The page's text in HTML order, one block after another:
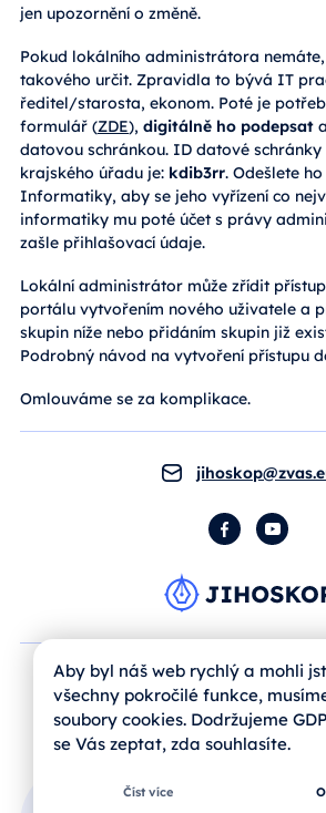
jen upozornění o změně.
Pokud lokálního administrátora
takového určit. Zpravidla to bývá IT
ředitel/starosta, ekonom. Poté je
formulář (ZDE), digitálně ho podepsat
datovou schránkou. ID datové schránky
krajského úřadu je: kdib3rr. Odešlete
Informatiky, aby se jeho vyřízení co
informatiky mu poté účet s právy
zašle přihlašovací údaje.
Lokální administrátor může zřídit
portálu vytvořením nového uživatele a
skupin níže nebo přidáním skupin již
Podrobný návod na vytvoření přístupu
Omlouváme se za komplikace.
Facebook
Přihlášení uživatele
Aby byl náš web rychlý a mohli
všechny pokročilé funkce,
soubory cookies. Dodržujeme
se Vás zeptat, zda souhlasíte.
Číst více